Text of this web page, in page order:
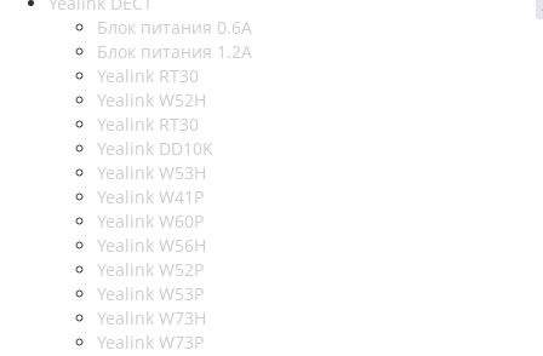
Блок питания 0.6A
Блок питания 1.2A
Yealink RT30
Yealink W52H
Yealink RT30
Yealink DD10K
Yealink W53H
Yealink W41P
Yealink W60P
Yealink W56H
Yealink W52P
Yealink W53P
Yealink W73H
Yealink W73P